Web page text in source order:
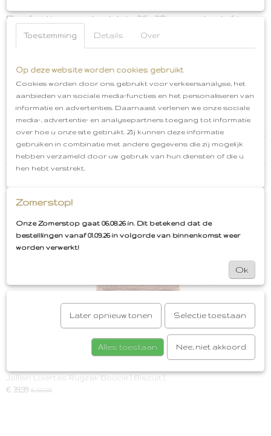
De afmeting van de slab is 26x38 cm en de stof is
gemaakt van 90% badstof en 10% polyester. Het is
wasbaar tot 40 graden, kan gedroogd worden in de
verdere wasinstructies.
Badstof Slab
Kleur: Biscuit
Materiaal: 90%
badstof en 10% polyester
Gratis cadeauservice
Afhalen in Oud-Beijerland
Gratis verzenden vanaf
€50,00
Reacties
Ook interessant
Jollein Luiertas Rugzak Boucle [ Biscuit ]
€ 39,99 € 59,99
Toestemming Details Over
Op deze website worden cookies gebruikt
Cookies worden door ons gebruikt voor verkeersanalyse, het
aanbieden van sociale media-functies en het personaliseren van
informatie en advertenties. Daarnaast verlenen we onze sociale
media-, advertentie- en analysepartners toegang tot informatie
over hoe u onze site gebruikt. Zij kunnen deze informatie
gebruiken in combinatie met andere gegevens die zij mogelijk
hebben verzameld door uw gebruik van hun diensten of die u
hen hebt verstrekt.
Zomerstop!
Onze Zomerstop gaat 06.08.26 in. Dit betekend dat de
bestelllingen vanaf 01.09.26 in volgorde van binnenkomst weer
worden verwerkt!
Ok
Later opnieuw tonen Selectie toestaan
Alles toestaan Nee, niet akkoord